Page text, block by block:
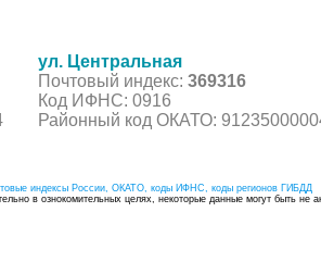
ул. Центральная
Почтовый индекс: 369316
Код ИФНС: 0916
Районный код ОКАТО:
индексы России, ОКАТО, коды ИФНС, коды регионов ГИБДД
в ознокомительных целях, некоторые данные могут быть не